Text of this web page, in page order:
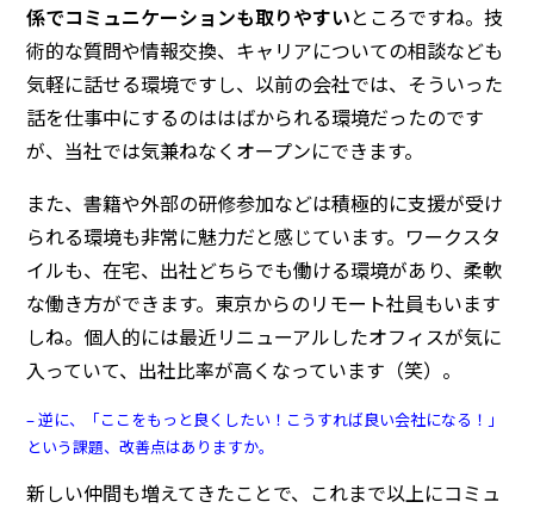
係でコミュニケーションも取りやすいところですね。技
術的な質問や情報交換、キャリアについての相談なども
気軽に話せる環境ですし、以前の会社では、そういった
話を仕事中にするのははばかられる環境だったのです
が、当社では気兼ねなくオープンにできます。
また、書籍や外部の研修参加などは積極的に支援が受け
られる環境も非常に魅力だと感じています。ワークスタ
イルも、在宅、出社どちらでも働ける環境があり、柔軟
な働き方ができます。東京からのリモート社員もいます
しね。個人的には最近リニューアルしたオフィスが気に
入っていて、出社比率が高くなっています（笑）。
– 逆に、「ここをもっと良くしたい！こうすれば良い会社になる！」
という課題、改善点はありますか。
新しい仲間も増えてきたことで、これまで以上にコミュ